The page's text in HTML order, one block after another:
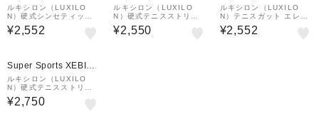
&mall店
ルキシロン（LUXILO
N）硬式シンセティック
ガット BB ALUPOWER
Z9951
¥2,552
&mall店
ルキシロン（LUXILO
N）硬式テニスストリン
グ ELEMENT 130 WRZ
990109
¥2,550
&mall店
ルキシロン（LUXILO
N）テニスガット エレメ
ント125 WRZ990105
¥2,552
Super Sports XEBIO
&mall店
ルキシロン（LUXILO
N）硬式テニスストリン
グ ECO SPIN BLACK
WR8310601125
¥2,750